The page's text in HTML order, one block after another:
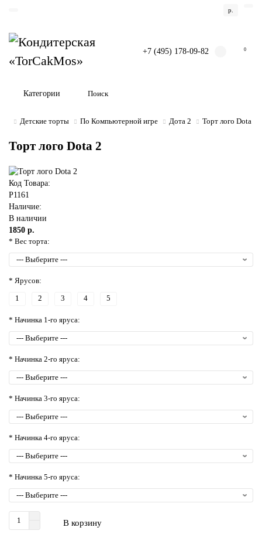
р.
+7 (495) 178-09-82 0
Категории
Детские торты По Компьютерной игре Дота 2 Торт лого Dota 2
Торт лого Dota 2
Код Товара:
P1161
Наличие:
В наличии
1850 р.
* Вес торта:
* Ярусов:
1 2 3 4 5
* Начинка 1-го яруса:
* Начинка 2-го яруса:
* Начинка 3-го яруса:
* Начинка 4-го яруса:
* Начинка 5-го яруса:
В корзину